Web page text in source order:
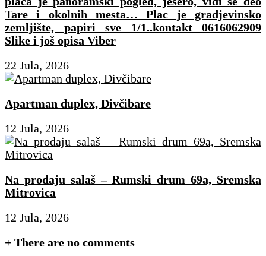
Tare i okolnih mesta… Plac je gradjevinsko
zemljište, papiri sve 1/1..kontakt 0616062909
Slike i još opisa Viber
22 Jula, 2026
Apartman duplex, Divčibare
12 Jula, 2026
Na prodaju salaš – Rumski drum 69a, Sremska
Mitrovica
12 Jula, 2026
+ There are no comments